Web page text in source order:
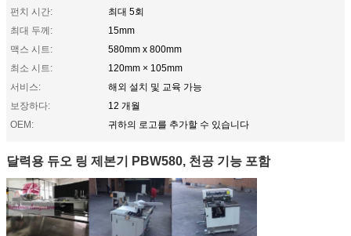
펀치 시간:
최대 5회
최대 두께:
15mm
맥스 시트:
580mm x 800mm
최소 시트:
120mm × 105mm
서비스:
해외 설치 및 교육 가능
보장하다:
12 개월
OEM:
귀하의 로고를 추가할 수 있습니다
달력용 듀오 링 제본기 PBW580, 천공 기능 포함